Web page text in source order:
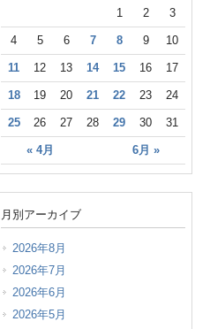
« 4月 6月 »
1 2 3
4 5 6 7 8 9 10
11 12 13 14 15 16 17
18 19 20 21 22 23 24
25 26 27 28 29 30 31
月別アーカイブ
2026年8月
2026年7月
2026年6月
2026年5月